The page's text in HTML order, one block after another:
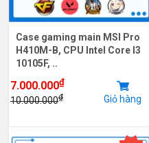
Case gaming main MSI Pro
H410M-B, CPU Intel Core I3
10105F, ..
7.000.000₫
10.000.000₫ Giỏ hàng